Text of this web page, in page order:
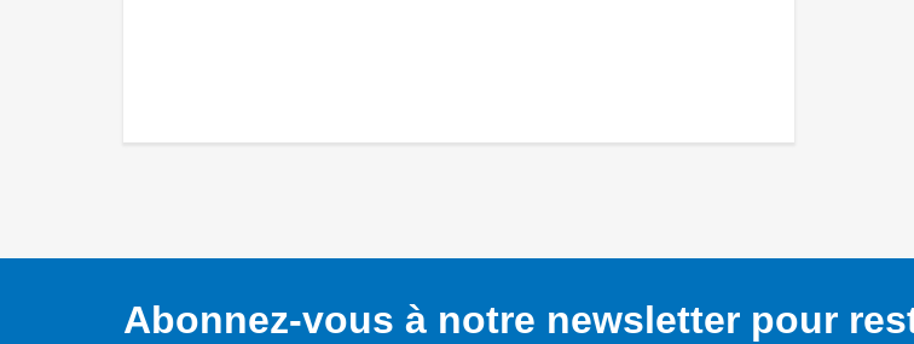
Abonnez-vous à notre newsletter pour